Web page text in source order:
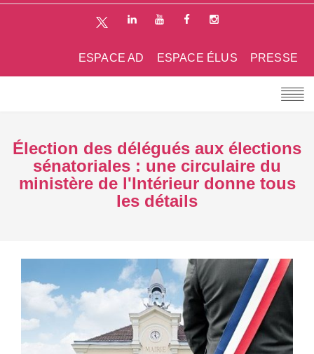
PRESSE
ESPACE ÉLUS
ESPACE AD
Élection des délégués aux élections
sénatoriales : une circulaire du
ministère de l'Intérieur donne tous
les détails